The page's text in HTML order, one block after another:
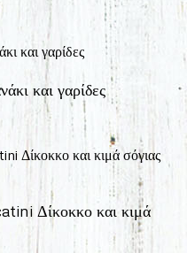
και γαρίδες
Δίκοκκο και κιμά